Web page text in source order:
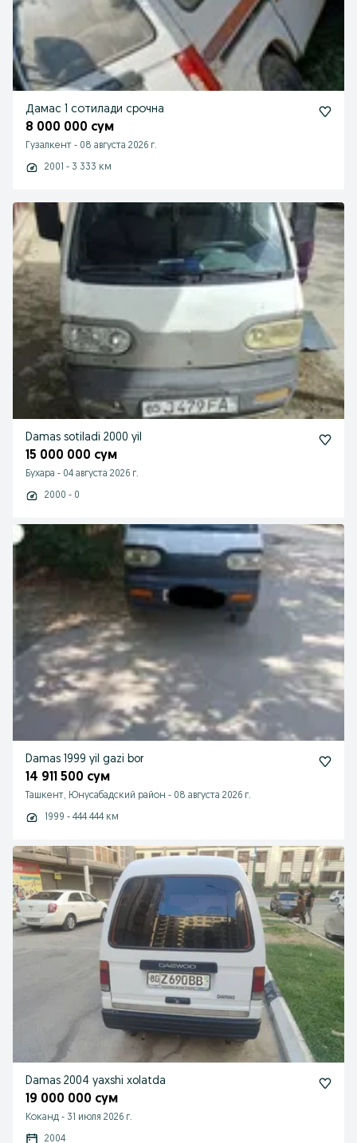
Дамас 1 сотилади срочна
8 000 000 сум
Гузалкент - 08 августа 2026 г.
2001 - 3 333 км
Damas sotiladi 2000 yil
15 000 000 сум
Бухара - 04 августа 2026 г.
2000 - 0
Damas 1999 yil gazi bor
14 911 500 сум
Ташкент, Юнусабадский район - 08 августа 2026 г.
1999 - 444 444 км
Damas 2004 yaxshi xolatda
19 000 000 сум
Коканд - 31 июля 2026 г.
2004